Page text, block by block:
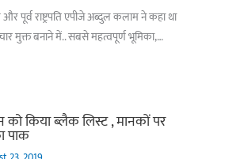
पूर्व राष्ट्रपति एपीजे अब्दुल कलाम ने कहा था
मुक्त बनाने में.. सबसे महत्वपूर्ण भूमिका,…
को किया ब्लैक लिस्ट , मानकों पर
पाक